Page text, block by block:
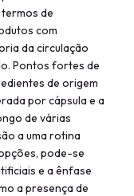
de
com
da circulação
Pontos fortes de
de origem
por cápsula e a
de várias
a uma rotina
pode-se
e a ênfase
a presença de